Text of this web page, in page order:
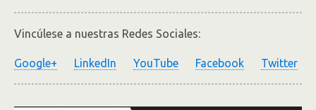
Vincúlese a nuestras Redes Sociales:
Google+ LinkedIn YouTube Facebook Twitter